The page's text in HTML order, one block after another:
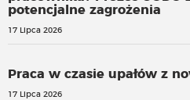
potencjalne zagrożenia
17 Lipca 2026
Praca w czasie upałów z
17 Lipca 2026